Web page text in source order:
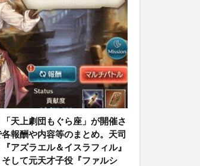
「天上劇団もぐら座」が開催さ
報酬や内容等のまとめ。天司
『アズラエル＆イスラフィル』
そして元天才子役『ファルシ